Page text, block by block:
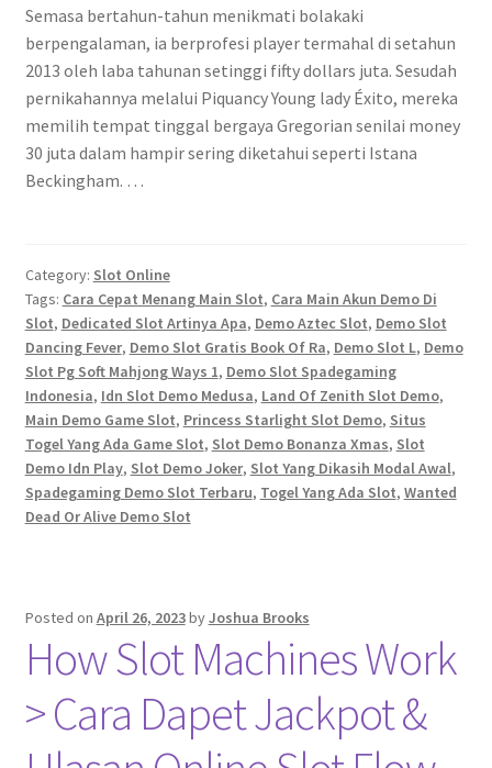
Semasa bertahun-tahun menikmati bolakaki
berpengalaman, ia berprofesi player termahal di setahun
2013 oleh laba tahunan setinggi fifty dollars juta. Sesudah
pernikahannya melalui Piquancy Young lady Éxito, mereka
memilih tempat tinggal bergaya Gregorian senilai money
30 juta dalam hampir sering diketahui seperti Istana
Beckingham. …
Category: Slot Online
Tags: Cara Cepat Menang Main Slot, Cara Main Akun Demo Di
Slot, Dedicated Slot Artinya Apa, Demo Aztec Slot, Demo Slot
Dancing Fever, Demo Slot Gratis Book Of Ra, Demo Slot L, Demo
Slot Pg Soft Mahjong Ways 1, Demo Slot Spadegaming
Indonesia, Idn Slot Demo Medusa, Land Of Zenith Slot Demo,
Main Demo Game Slot, Princess Starlight Slot Demo, Situs
Togel Yang Ada Game Slot, Slot Demo Bonanza Xmas, Slot
Demo Idn Play, Slot Demo Joker, Slot Yang Dikasih Modal Awal,
Spadegaming Demo Slot Terbaru, Togel Yang Ada Slot, Wanted
Dead Or Alive Demo Slot
Posted on April 26, 2023byJoshua Brooks
How Slot Machines Work
> Cara Dapet Jackpot &